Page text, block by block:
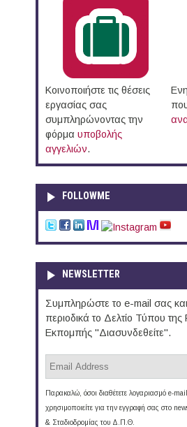
Κοινοποιήστε τις θέσεις
εργασίας σας
συμπληρώνοντας την
φόρμα υποβολής
αγγελιών.
FOLLOWME
NEWSLETTER
Συμπληρώστε το e-mail σας
περιοδικά το Δελτίο Τύπου
Εκπομπής "Διασυνδεθείτε".
Παρακαλώ, όσοι διαθέτετε λογαριασμό e-
χρησιμοποιείτε για την εγγραφή σας στο
& Σταδιοδρομίας του Δ.Π.Θ.